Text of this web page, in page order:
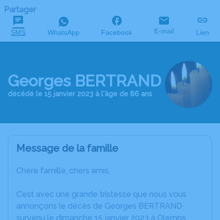
Partager
SMS WhatsApp Facebook E-mail Lien
Georges BERTRAND
décédé le 15 janvier 2023 à l'âge de 86 ans
Message de la famille
Chère famille, chers amis,
C’est avec une grande tristesse que nous vous
annonçons le décès de Georges BERTRAND
survenu le dimanche 15 janvier 2023 à Olemps.